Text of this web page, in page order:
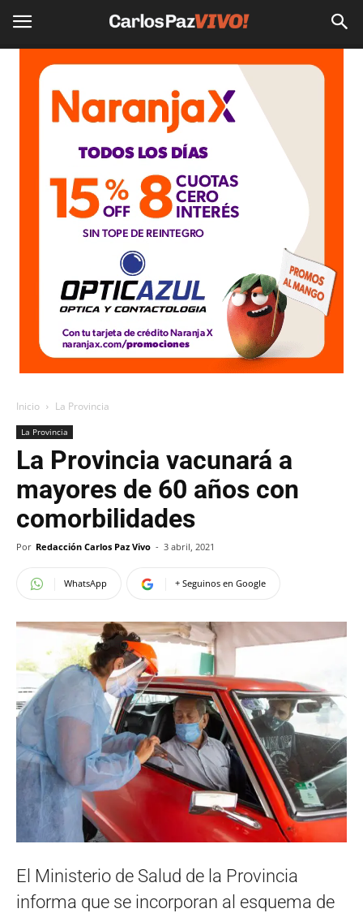
Inicio La Provincia
La Provincia
La Provincia vacunará a
mayores de 60 años con
comorbilidades
Por Redacción Carlos Paz Vivo - 3 abril, 2021
WhatsApp + Seguinos en Google
El Ministerio de Salud de la Provincia
informa que se incorporan al esquema de